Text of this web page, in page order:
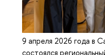
9 апреля 2026 года в
состоялся